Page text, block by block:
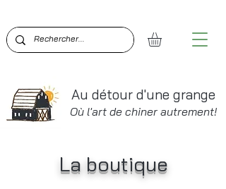
Au détour d'une grange
Où l'art de chiner autrement!
La boutique